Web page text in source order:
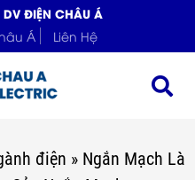
DV ĐIỆN CHÂU Á
Á
Liên Hệ
điện » Ngắn Mạch Là